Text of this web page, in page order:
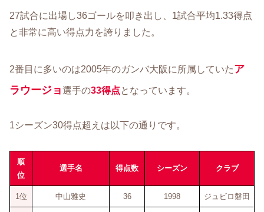
27試合に出場し36ゴールを叩き出し、1試合平均1.33得点
と非常に高い得点力を誇りました。
2番目に多いのは2005年のガンバ大阪に所属していたア
ラウージョ選手の33得点となっています。
1シーズン30得点超えは以下の通りです。
順
位
選手名 得点数 シーズン クラブ
1位 中山雅史 36 1998 ジュビロ磐田